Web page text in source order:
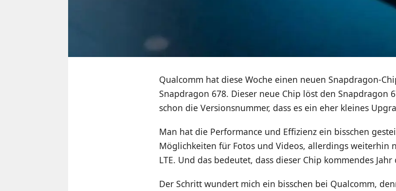
Qualcomm hat diese Woche einen neuen Snapdragon-
Snapdragon 678. Dieser neue Chip löst den Snapdragon
schon die Versionsnummer, dass es ein eher kleines
Man hat die Performance und Effizienz ein bisschen
Möglichkeiten für Fotos und Videos, allerdings weiterhin
LTE. Und das bedeutet, dass dieser Chip kommendes
Der Schritt wundert mich ein bisschen bei Qualcomm,